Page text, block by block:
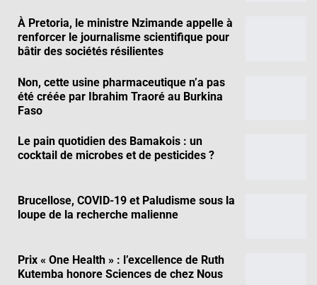
À Pretoria, le ministre Nzimande appelle à
renforcer le journalisme scientifique pour
bâtir des sociétés résilientes
Non, cette usine pharmaceutique n’a pas
été créée par Ibrahim Traoré au Burkina
Faso
Le pain quotidien des Bamakois : un
cocktail de microbes et de pesticides ?
Brucellose, COVID-19 et Paludisme sous la
loupe de la recherche malienne
Prix « One Health » : l’excellence de Ruth
Kutemba honore Sciences de chez Nous